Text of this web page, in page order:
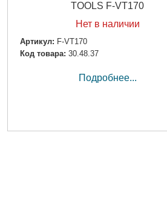
TOOLS F-VT170
Нет в наличии
Артикул: F-VT170
Код товара: 30.48.37
Подробнее...